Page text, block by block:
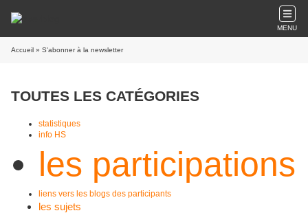
MENU
Accueil » S'abonner à la newsletter
TOUTES LES CATÉGORIES
statistiques
info HS
les participations
liens vers les blogs des participants
les sujets